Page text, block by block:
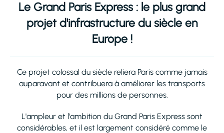
Le Grand Paris Express : le plus grand
projet d'infrastructure du siècle en
Europe !
Ce projet colossal du siècle reliera Paris comme jamais
auparavant et contribuera à améliorer les transports
pour des millions de personnes.
L'ampleur et l'ambition du Grand Paris Express sont
considérables, et il est largement considéré comme le